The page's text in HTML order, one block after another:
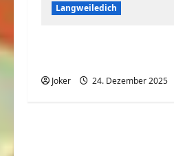
Langweiledich
Joker 24. Dezember 2025